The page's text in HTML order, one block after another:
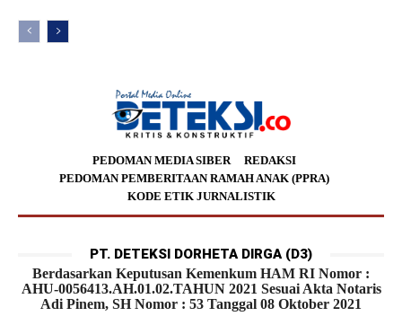
PEDOMAN MEDIA SIBER
REDAKSI
PEDOMAN PEMBERITAAN RAMAH ANAK (PPRA)
KODE ETIK JURNALISTIK
PT. DETEKSI DORHETA DIRGA (D3)
Berdasarkan Keputusan Kemenkum HAM RI Nomor :
AHU-0056413.AH.01.02.TAHUN 2021 Sesuai Akta Notaris
Adi Pinem, SH Nomor : 53 Tanggal 08 Oktober 2021